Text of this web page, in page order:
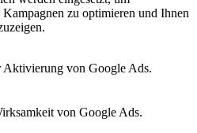
Kampagnen zu optimieren und Ihnen
von Google Ads.
von Google Ads.